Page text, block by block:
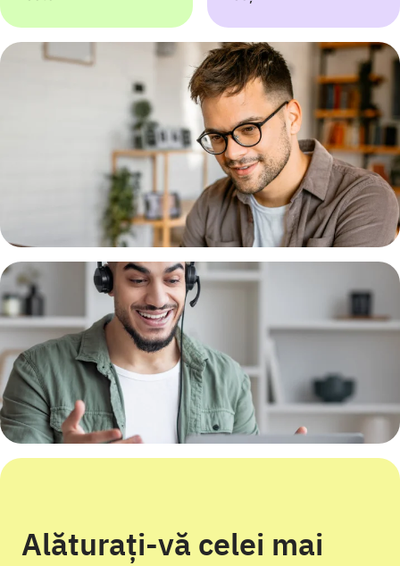
Alăturați-vă celei mai